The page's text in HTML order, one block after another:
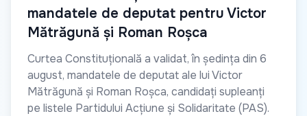
mandatele de deputat pentru Victor
Mătrăgună și Roman Roșca
Curtea Constituțională a validat, în ședința din 6
august, mandatele de deputat ale lui Victor
Mătrăgună și Roman Roșca, candidați supleanți
pe listele Partidului Acțiune și Solidaritate (PAS).